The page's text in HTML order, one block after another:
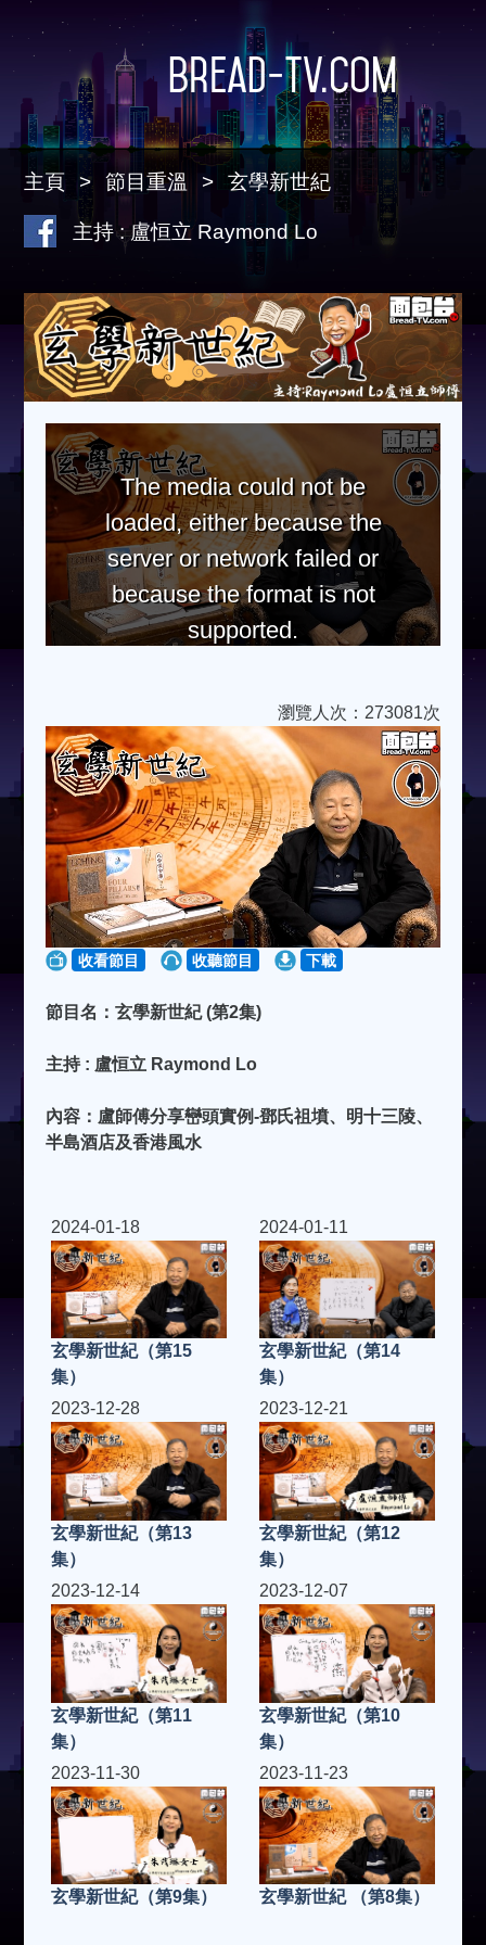
Bread-TV.com
主頁 節目重溫 玄學新世紀
主持 : 盧恒立 Raymond Lo
The media could not be
loaded, either because the
server or network failed or
because the format is not
supported.
瀏覽人次：273081次
收看節目 收聽節目 下載
節目名：玄學新世紀 (第2集)
主持 : 盧恒立 Raymond Lo
內容：盧師傅分享巒頭實例-鄧氏祖墳、明十三陵、
半島酒店及香港風水
2024-01-18
玄學新世紀（第15
集）
2024-01-11
玄學新世紀（第14
集）
2023-12-28
玄學新世紀（第13
集）
2023-12-21
玄學新世紀（第12
集）
2023-12-14
玄學新世紀（第11
集）
2023-12-07
玄學新世紀（第10
集）
2023-11-30
玄學新世紀（第9集）
2023-11-23
玄學新世紀 （第8集）